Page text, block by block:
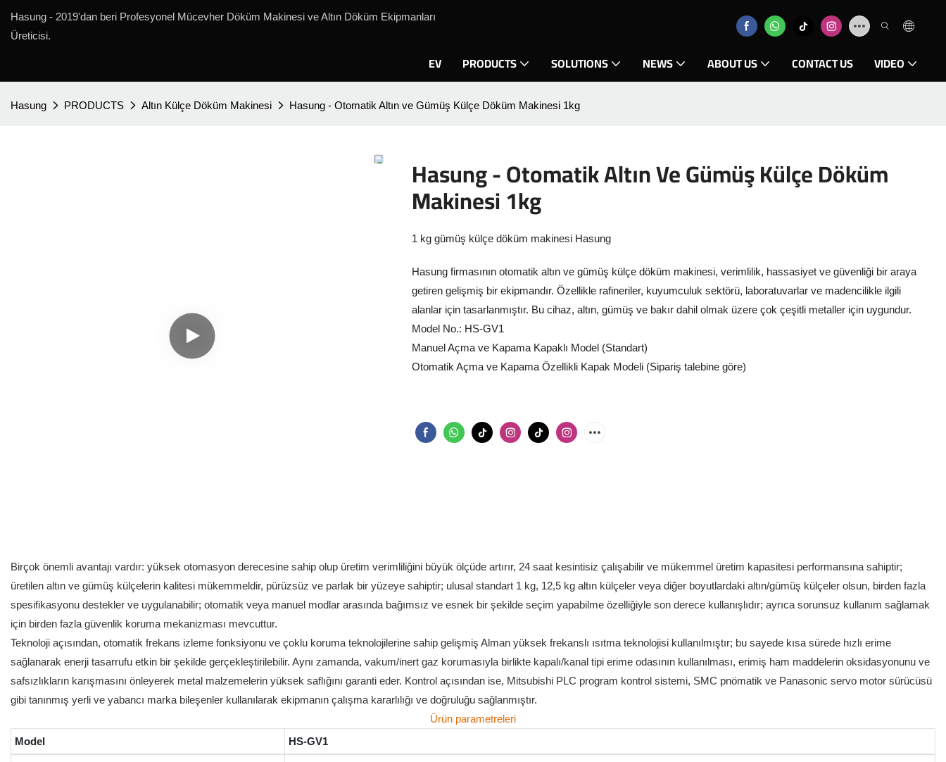
Hasung - 2019'dan beri Profesyonel Mücevher Döküm Makinesi ve Altın Döküm Ekipmanları
Üreticisi.
EV PRODUCTS SOLUTIONS NEWS ABOUT US CONTACT US VIDEO
Hasung PRODUCTS Altın Külçe Döküm Makinesi Hasung - Otomatik Altın ve Gümüş Külçe Döküm Makinesi 1kg
Hasung - Otomatik Altın Ve Gümüş Külçe Döküm
Makinesi 1kg
1 kg gümüş külçe döküm makinesi Hasung
Hasung firmasının otomatik altın ve gümüş külçe döküm makinesi, verimlilik, hassasiyet ve güvenliği bir araya
getiren gelişmiş bir ekipmandır. Özellikle rafineriler, kuyumculuk sektörü, laboratuvarlar ve madencilikle ilgili
alanlar için tasarlanmıştır. Bu cihaz, altın, gümüş ve bakır dahil olmak üzere çok çeşitli metaller için uygundur.
Model No.: HS-GV1
Manuel Açma ve Kapama Kapaklı Model (Standart)
Otomatik Açma ve Kapama Özellikli Kapak Modeli (Sipariş talebine göre)
Birçok önemli avantajı vardır: yüksek otomasyon derecesine sahip olup üretim verimliliğini büyük ölçüde artırır, 24 saat kesintisiz çalışabilir ve mükemmel üretim kapasitesi performansına sahiptir;
üretilen altın ve gümüş külçelerin kalitesi mükemmeldir, pürüzsüz ve parlak bir yüzeye sahiptir; ulusal standart 1 kg, 12,5 kg altın külçeler veya diğer boyutlardaki altın/gümüş külçeler olsun, birden fazla
spesifikasyonu destekler ve uygulanabilir; otomatik veya manuel modlar arasında bağımsız ve esnek bir şekilde seçim yapabilme özelliğiyle son derece kullanışlıdır; ayrıca sorunsuz kullanım sağlamak
için birden fazla güvenlik koruma mekanizması mevcuttur.
Teknoloji açısından, otomatik frekans izleme fonksiyonu ve çoklu koruma teknolojilerine sahip gelişmiş Alman yüksek frekanslı ısıtma teknolojisi kullanılmıştır; bu sayede kısa sürede hızlı erime
sağlanarak enerji tasarrufu etkin bir şekilde gerçekleştirilebilir. Aynı zamanda, vakum/inert gaz korumasıyla birlikte kapalı/kanal tipi erime odasının kullanılması, erimiş ham maddelerin oksidasyonunu ve
safsızlıkların karışmasını önleyerek metal malzemelerin yüksek saflığını garanti eder. Kontrol açısından ise, Mitsubishi PLC program kontrol sistemi, SMC pnömatik ve Panasonic servo motor sürücüsü
gibi tanınmış yerli ve yabancı marka bileşenler kullanılarak ekipmanın çalışma kararlılığı ve doğruluğu sağlanmıştır.
Ürün parametreleri
Model
HS-GV1